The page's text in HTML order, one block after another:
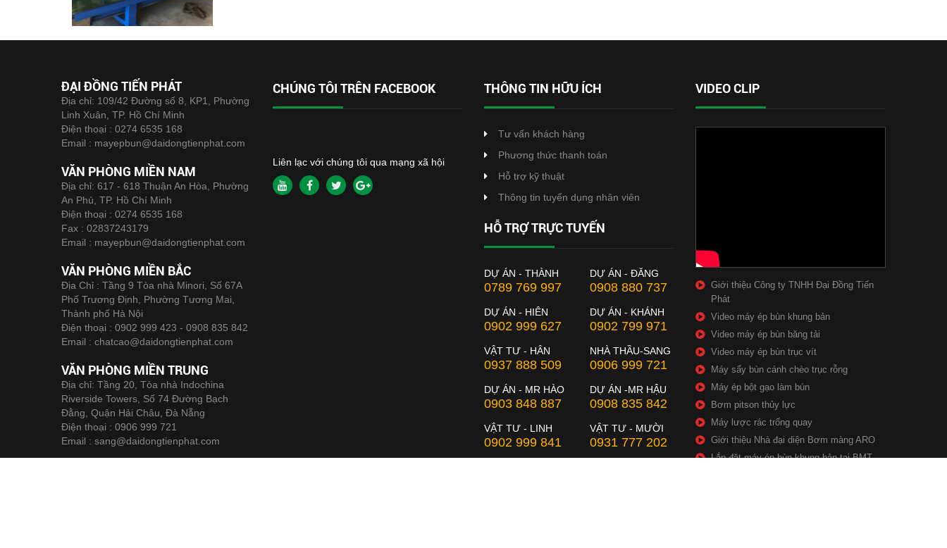
ĐẠI ĐỒNG TIẾN PHÁT
Địa chỉ: 109/42 Đường số 8, KP1, Phường
Linh Xuân, TP. Hồ Chí Minh
Điện thoại : 0274 6535 168
Email : mayepbun@daidongtienphat.com
VĂN PHÒNG MIỀN NAM
Địa chỉ: 617 - 618 Thuận An Hòa, Phường
An Phú, TP. Hồ Chí Minh
Điện thoại : 0274 6535 168
Fax : 02837243179
Email : mayepbun@daidongtienphat.com
VĂN PHÒNG MIỀN BẮC
Địa Chỉ : Tầng 9 Tòa nhà Minori, Số 67A
Phố Trương Định, Phường Tương Mai,
Thành phố Hà Nội
Điện thoại : 0902 999 423 - 0908 835 842
Email : chatcao@daidongtienphat.com
VĂN PHÒNG MIỀN TRUNG
Địa chỉ: Tầng 20, Tòa nhà Indochina
Riverside Towers, Số 74 Đường Bạch
Đằng, Quận Hải Châu, Đà Nẵng
Điện thoại : 0906 999 721
Email : sang@daidongtienphat.com
CHÚNG TÔI TRÊN FACEBOOK
Liên lạc với chúng tôi qua mạng xã hội
THÔNG TIN HỮU ÍCH
Tư vấn khách hàng
Phương thức thanh toán
Hỗ trợ kỹ thuật
Thông tin tuyển dụng nhân viên
HỖ TRỢ TRỰC TUYẾN
DỰ ÁN - THÀNH
0789 769 997
DỰ ÁN - ĐĂNG
0908 880 737
DỰ ÁN - HIÊN
0902 999 627
DỰ ÁN - KHÁNH
0902 799 971
VẬT TƯ - HÂN
0937 888 509
NHÀ THẦU-SANG
0906 999 721
DỰ ÁN - MR HÀO
0903 848 887
DỰ ÁN -MR HẬU
0908 835 842
VẬT TƯ - LINH
0902 999 841
VẬT TƯ - MƯỜI
0931 777 202
VIDEO CLIP
Giới thiệu Công ty TNHH Đại Đồng Tiến
Phát
Video máy ép bùn khung bản
Video máy ép bùn băng tải
Video máy ép bùn trục vít
Máy sấy bùn cánh chèo trục rỗng
Máy ép bột gạo làm bún
Bơm pitson thủy lực
Máy lược rác trống quay
Giới thiệu Nhà đại diện Bơm màng ARO
Lắp đặt máy ép bùn khung bản tại BMT